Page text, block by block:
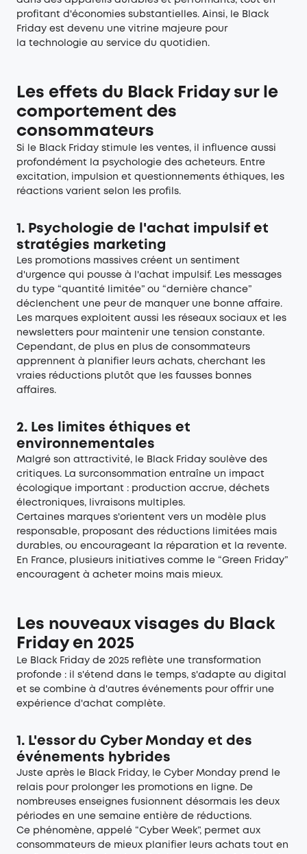
profitant d'économies substantielles. Ainsi, le Black
Friday est devenu une vitrine majeure pour
la technologie au service du quotidien.
Les effets du Black Friday sur le
comportement des
consommateurs
Si le Black Friday stimule les ventes, il influence aussi
profondément la psychologie des acheteurs. Entre
excitation, impulsion et questionnements éthiques, les
réactions varient selon les profils.
1. Psychologie de l'achat impulsif et
stratégies marketing
Les promotions massives créent un sentiment
d'urgence qui pousse à l'achat impulsif. Les messages
du type “quantité limitée” ou “dernière chance”
déclenchent une peur de manquer une bonne affaire.
Les marques exploitent aussi les réseaux sociaux et les
newsletters pour maintenir une tension constante.
Cependant, de plus en plus de consommateurs
apprennent à planifier leurs achats, cherchant les
vraies réductions plutôt que les fausses bonnes
affaires.
2. Les limites éthiques et
environnementales
Malgré son attractivité, le Black Friday soulève des
critiques. La surconsommation entraîne un impact
écologique important : production accrue, déchets
électroniques, livraisons multiples.
Certaines marques s'orientent vers un modèle plus
responsable, proposant des réductions limitées mais
durables, ou encourageant la réparation et la revente.
En France, plusieurs initiatives comme le “Green Friday”
encouragent à acheter moins mais mieux.
Les nouveaux visages du Black
Friday en 2025
Le Black Friday de 2025 reflète une transformation
profonde : il s'étend dans le temps, s'adapte au digital
et se combine à d'autres événements pour offrir une
expérience d'achat complète.
1. L'essor du Cyber Monday et des
événements hybrides
Juste après le Black Friday, le Cyber Monday prend le
relais pour prolonger les promotions en ligne. De
nombreuses enseignes fusionnent désormais les deux
périodes en une semaine entière de réductions.
Ce phénomène, appelé “Cyber Week”, permet aux
consommateurs de mieux planifier leurs achats tout en